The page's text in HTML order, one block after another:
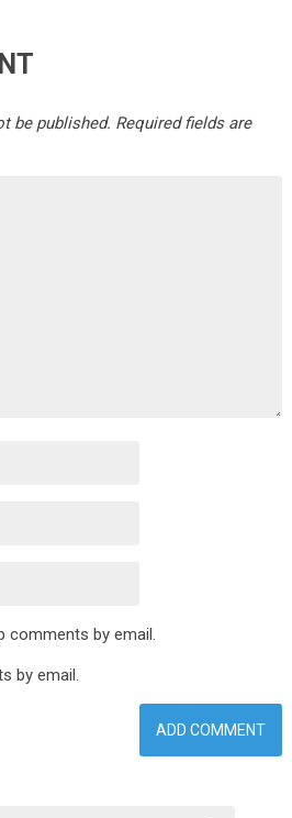
be published. Required fields are
by email.
by email.